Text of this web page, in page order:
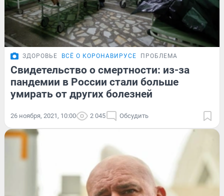
ЗДОРОВЬЕ ВСЁ О КОРОНАВИРУСЕ ПРОБЛЕМА
Свидетельство о смертности: из-за
пандемии в России стали больше
умирать от других болезней
26 ноября, 2021, 10:00 2 045 Обсудить